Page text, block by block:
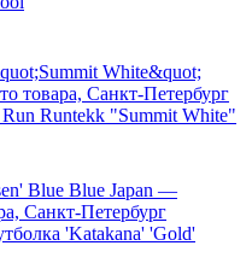
Runtekk "Summit White"
'Katakana' 'Gold'